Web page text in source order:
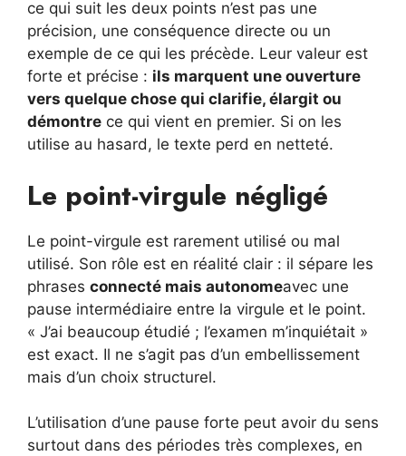
ce qui suit les deux points n’est pas une
précision, une conséquence directe ou un
exemple de ce qui les précède. Leur valeur est
forte et précise : ils marquent une ouverture
vers quelque chose qui clarifie, élargit ou
démontre ce qui vient en premier. Si on les
utilise au hasard, le texte perd en netteté.
Le point-virgule négligé
Le point-virgule est rarement utilisé ou mal
utilisé. Son rôle est en réalité clair : il sépare les
phrases connecté mais autonomeavec une
pause intermédiaire entre la virgule et le point.
« J’ai beaucoup étudié ; l’examen m’inquiétait »
est exact. Il ne s’agit pas d’un embellissement
mais d’un choix structurel.
L’utilisation d’une pause forte peut avoir du sens
surtout dans des périodes très complexes, en